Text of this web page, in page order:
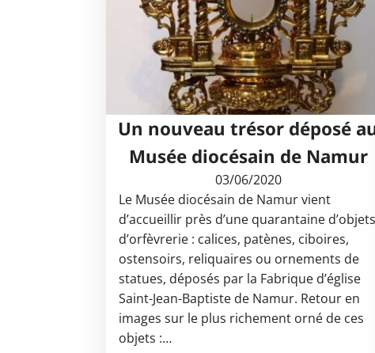
Un nouveau trésor déposé
Musée diocésain de Namur
03/06/2020
Le Musée diocésain de Namur vient
d’accueillir près d’une quarantaine d’objets
d’orfèvrerie : calices, patènes, ciboires,
ostensoirs, reliquaires ou ornements de
statues, déposés par la Fabrique d’église
Saint-Jean-Baptiste de Namur. Retour en
images sur le plus richement orné de ces
objets :…